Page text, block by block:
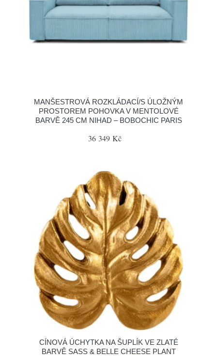
MANŠESTROVÁ ROZKLÁDACÍ/S ÚLOŽNÝM
PROSTOREM POHOVKA V MENTOLOVÉ
BARVĚ 245 CM NIHAD – BOBOCHIC PARIS
36 349 Kč
CÍNOVÁ ÚCHYTKA NA ŠUPLÍK VE ZLATÉ
BARVĚ SASS & BELLE CHEESE PLANT